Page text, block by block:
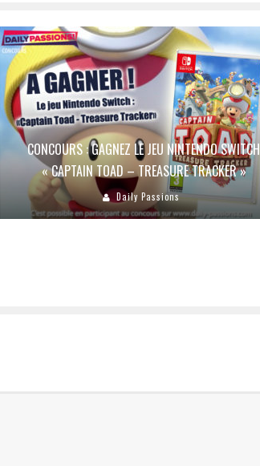
CONCOURS : GAGNEZ LE JEU NINTENDO SWITCH
« CAPTAIN TOAD – TREASURE TRACKER »
Daily Passions